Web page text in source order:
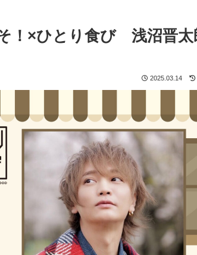
！×ひとり食び 浅沼晋太
2025.03.14